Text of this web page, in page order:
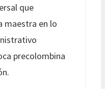
que
maestra en lo
precolombina